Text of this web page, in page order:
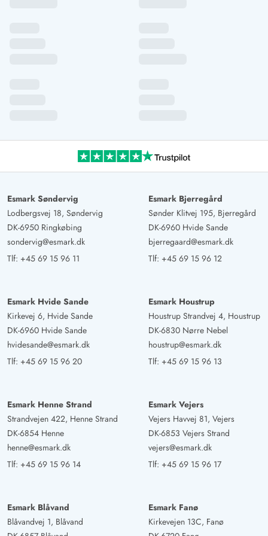
Esmark Søndervig
Lodbergsvej 18, Søndervig
DK-6950 Ringkøbing
sondervig@esmark.dk
Tlf: +45 69 15 96 11
Esmark Bjerregård
Sønder Klitvej 195, Bjerregård
DK-6960 Hvide Sande
bjerregaard@esmark.dk
Tlf: +45 69 15 96 12
Esmark Hvide Sande
Kirkevej 6, Hvide Sande
DK-6960 Hvide Sande
hvidesande@esmark.dk
Tlf: +45 69 15 96 20
Esmark Houstrup
Houstrup Strandvej 4, Houstrup
DK-6830 Nørre Nebel
houstrup@esmark.dk
Tlf: +45 69 15 96 13
Esmark Henne Strand
Strandvejen 422, Henne Strand
DK-6854 Henne
henne@esmark.dk
Tlf: +45 69 15 96 14
Esmark Vejers
Vejers Havvej 81, Vejers
DK-6853 Vejers Strand
vejers@esmark.dk
Tlf: +45 69 15 96 17
Esmark Blåvand
Blåvandvej 1, Blåvand
Esmark Fanø
Kirkevejen 13C, Fanø